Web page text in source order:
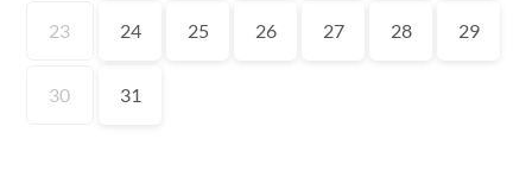
23 24 25 26 27 28 29
30 31